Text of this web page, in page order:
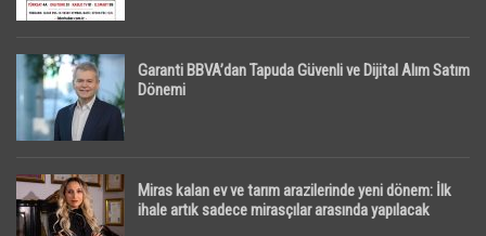
Garanti BBVA’dan Tapuda Güvenli ve Dijital Alım Satım
Dönemi
Miras kalan ev ve tarım arazilerinde yeni dönem: İlk
ihale artık sadece mirasçılar arasında yapılacak